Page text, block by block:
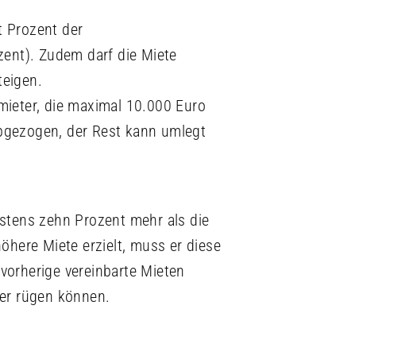
Prozent der
Zudem darf die Miete
die maximal 10.000 Euro
der Rest kann umlegt
zehn Prozent mehr als die
Miete erzielt, muss er diese
vereinbarte Mieten
rügen können.